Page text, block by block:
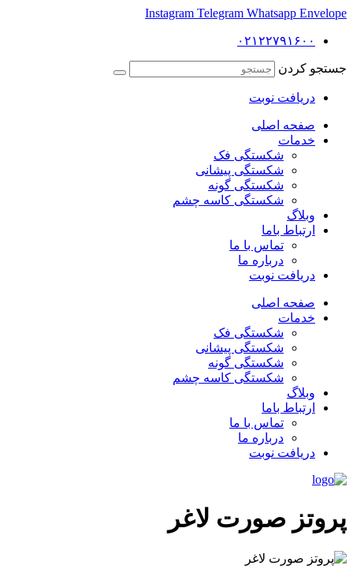
Instagram Telegram Whatsapp Envelope
۰۲۱۲۲۷۹۱۶۰۰
جستجو کردن
دریافت نوبت
صفحه اصلی
خدمات
شکستگی فک
شکستگی پیشانی
شکستگی گونه
شکستگی کاسه چشم
وبلاگ
ارتباط باما
تماس با ما
درباره ما
دریافت نوبت
صفحه اصلی
خدمات
شکستگی فک
شکستگی پیشانی
شکستگی گونه
شکستگی کاسه چشم
وبلاگ
ارتباط باما
تماس با ما
درباره ما
دریافت نوبت
پروتز صورت لاغر